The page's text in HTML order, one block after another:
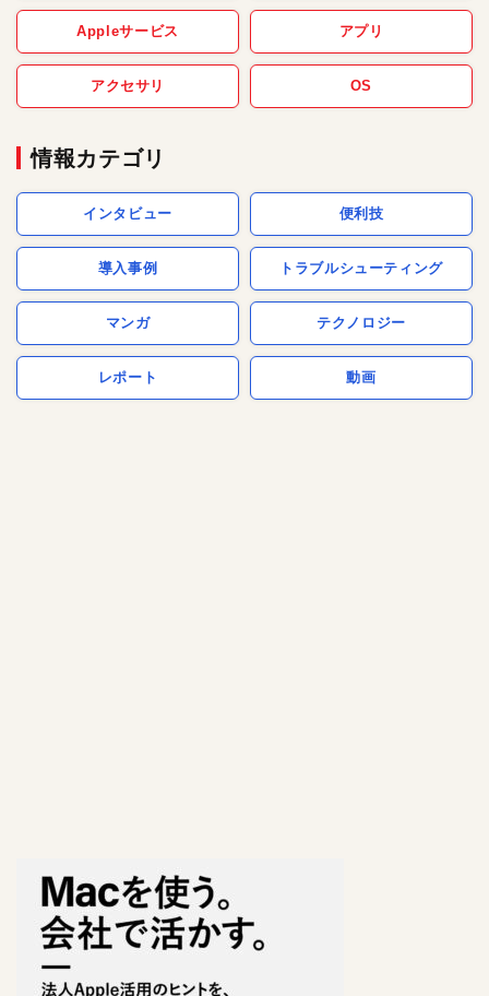
Appleサービス アプリ
アクセサリ OS
情報カテゴリ
インタビュー 便利技
導入事例 トラブルシューティング
マンガ テクノロジー
レポート 動画